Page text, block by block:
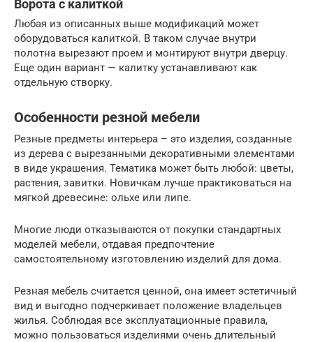
Ворота с калиткой
Любая из описанных выше модификаций может
оборудоваться калиткой. В таком случае внутри
полотна вырезают проем и монтируют внутри дверцу.
Еще один вариант — калитку устанавливают как
отдельную створку.
Особенности резной мебели
Резные предметы интерьера – это изделия, созданные
из дерева с вырезанными декоративными элементами
в виде украшения. Тематика может быть любой: цветы,
растения, завитки. Новичкам лучше практиковаться на
мягкой древесине: ольхе или липе.
Многие люди отказываются от покупки стандартных
моделей мебели, отдавая предпочтение
самостоятельному изготовлению изделий для дома.
Резная мебель считается ценной, она имеет эстетичный
вид и выгодно подчеркивает положение владельцев
жилья. Соблюдая все эксплуатационные правила,
можно пользоваться изделиями очень длительный